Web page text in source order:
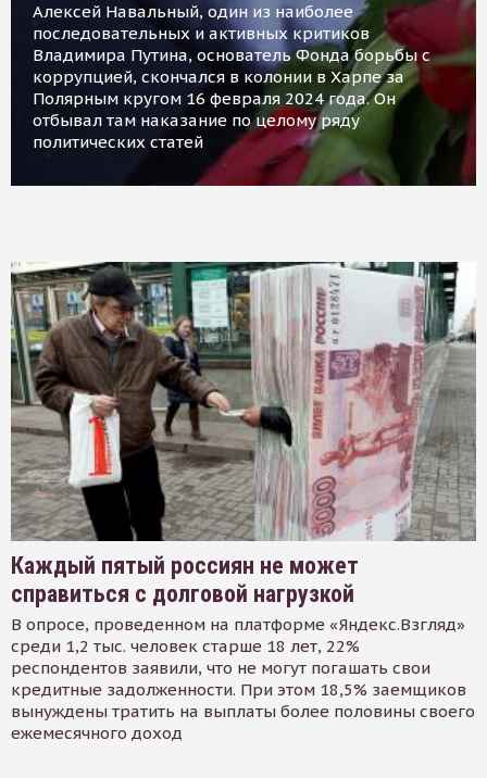
Алексей Навальный, один из наиболее
последовательных и активных критиков
Владимира Путина, основатель Фонда борьбы с
коррупцией, скончался в колонии в Харпе за
Полярным кругом 16 февраля 2024 года. Он
отбывал там наказание по целому ряду
политических статей
Каждый пятый россиян не может
справиться с долговой нагрузкой
В опросе, проведенном на платформе «Яндекс.Взгляд»
среди 1,2 тыс. человек старше 18 лет, 22%
респондентов заявили, что не могут погашать свои
кредитные задолженности. При этом 18,5% заемщиков
вынуждены тратить на выплаты более половины своего
ежемесячного доход